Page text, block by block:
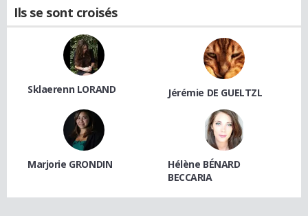
Ils se sont croisés
Sklaerenn LORAND Jérémie DE GUELTZL
Marjorie GRONDIN
Hélène BÉNARD
BECCARIA